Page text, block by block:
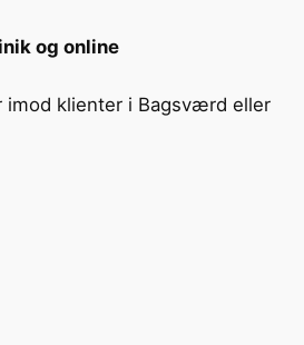
og online
imod klienter i Bagsværd eller